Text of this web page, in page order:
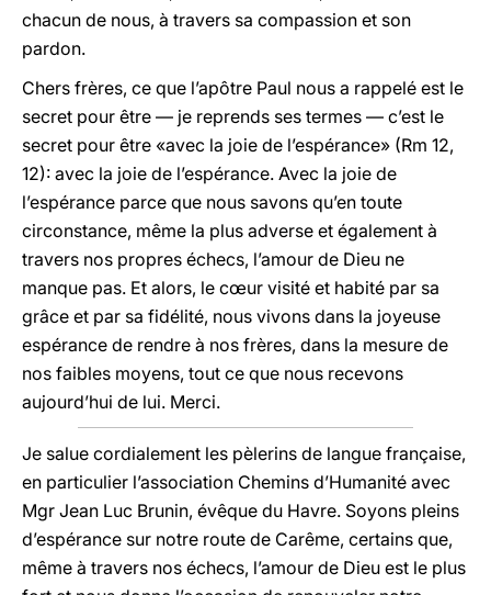
chacun de nous, à travers sa compassion et son
pardon.
Chers frères, ce que l’apôtre Paul nous a rappelé est le
secret pour être — je reprends ses termes — c’est le
secret pour être «avec la joie de l’espérance» (Rm 12,
12): avec la joie de l’espérance. Avec la joie de
l’espérance parce que nous savons qu’en toute
circonstance, même la plus adverse et également à
travers nos propres échecs, l’amour de Dieu ne
manque pas. Et alors, le cœur visité et habité par sa
grâce et par sa fidélité, nous vivons dans la joyeuse
espérance de rendre à nos frères, dans la mesure de
nos faibles moyens, tout ce que nous recevons
aujourd’hui de lui. Merci.
Je salue cordialement les pèlerins de langue française,
en particulier l’association Chemins d’Humanité avec
Mgr Jean Luc Brunin, évêque du Havre. Soyons pleins
d’espérance sur notre route de Carême, certains que,
même à travers nos échecs, l’amour de Dieu est le plus